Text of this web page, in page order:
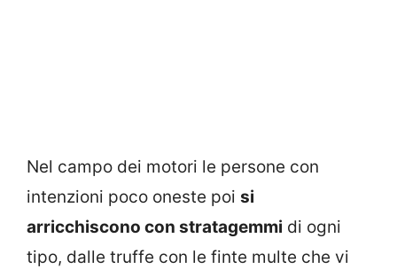
Nel campo dei motori le persone con
intenzioni poco oneste poi si
arricchiscono con stratagemmi di ogni
tipo, dalle truffe con le finte multe che vi